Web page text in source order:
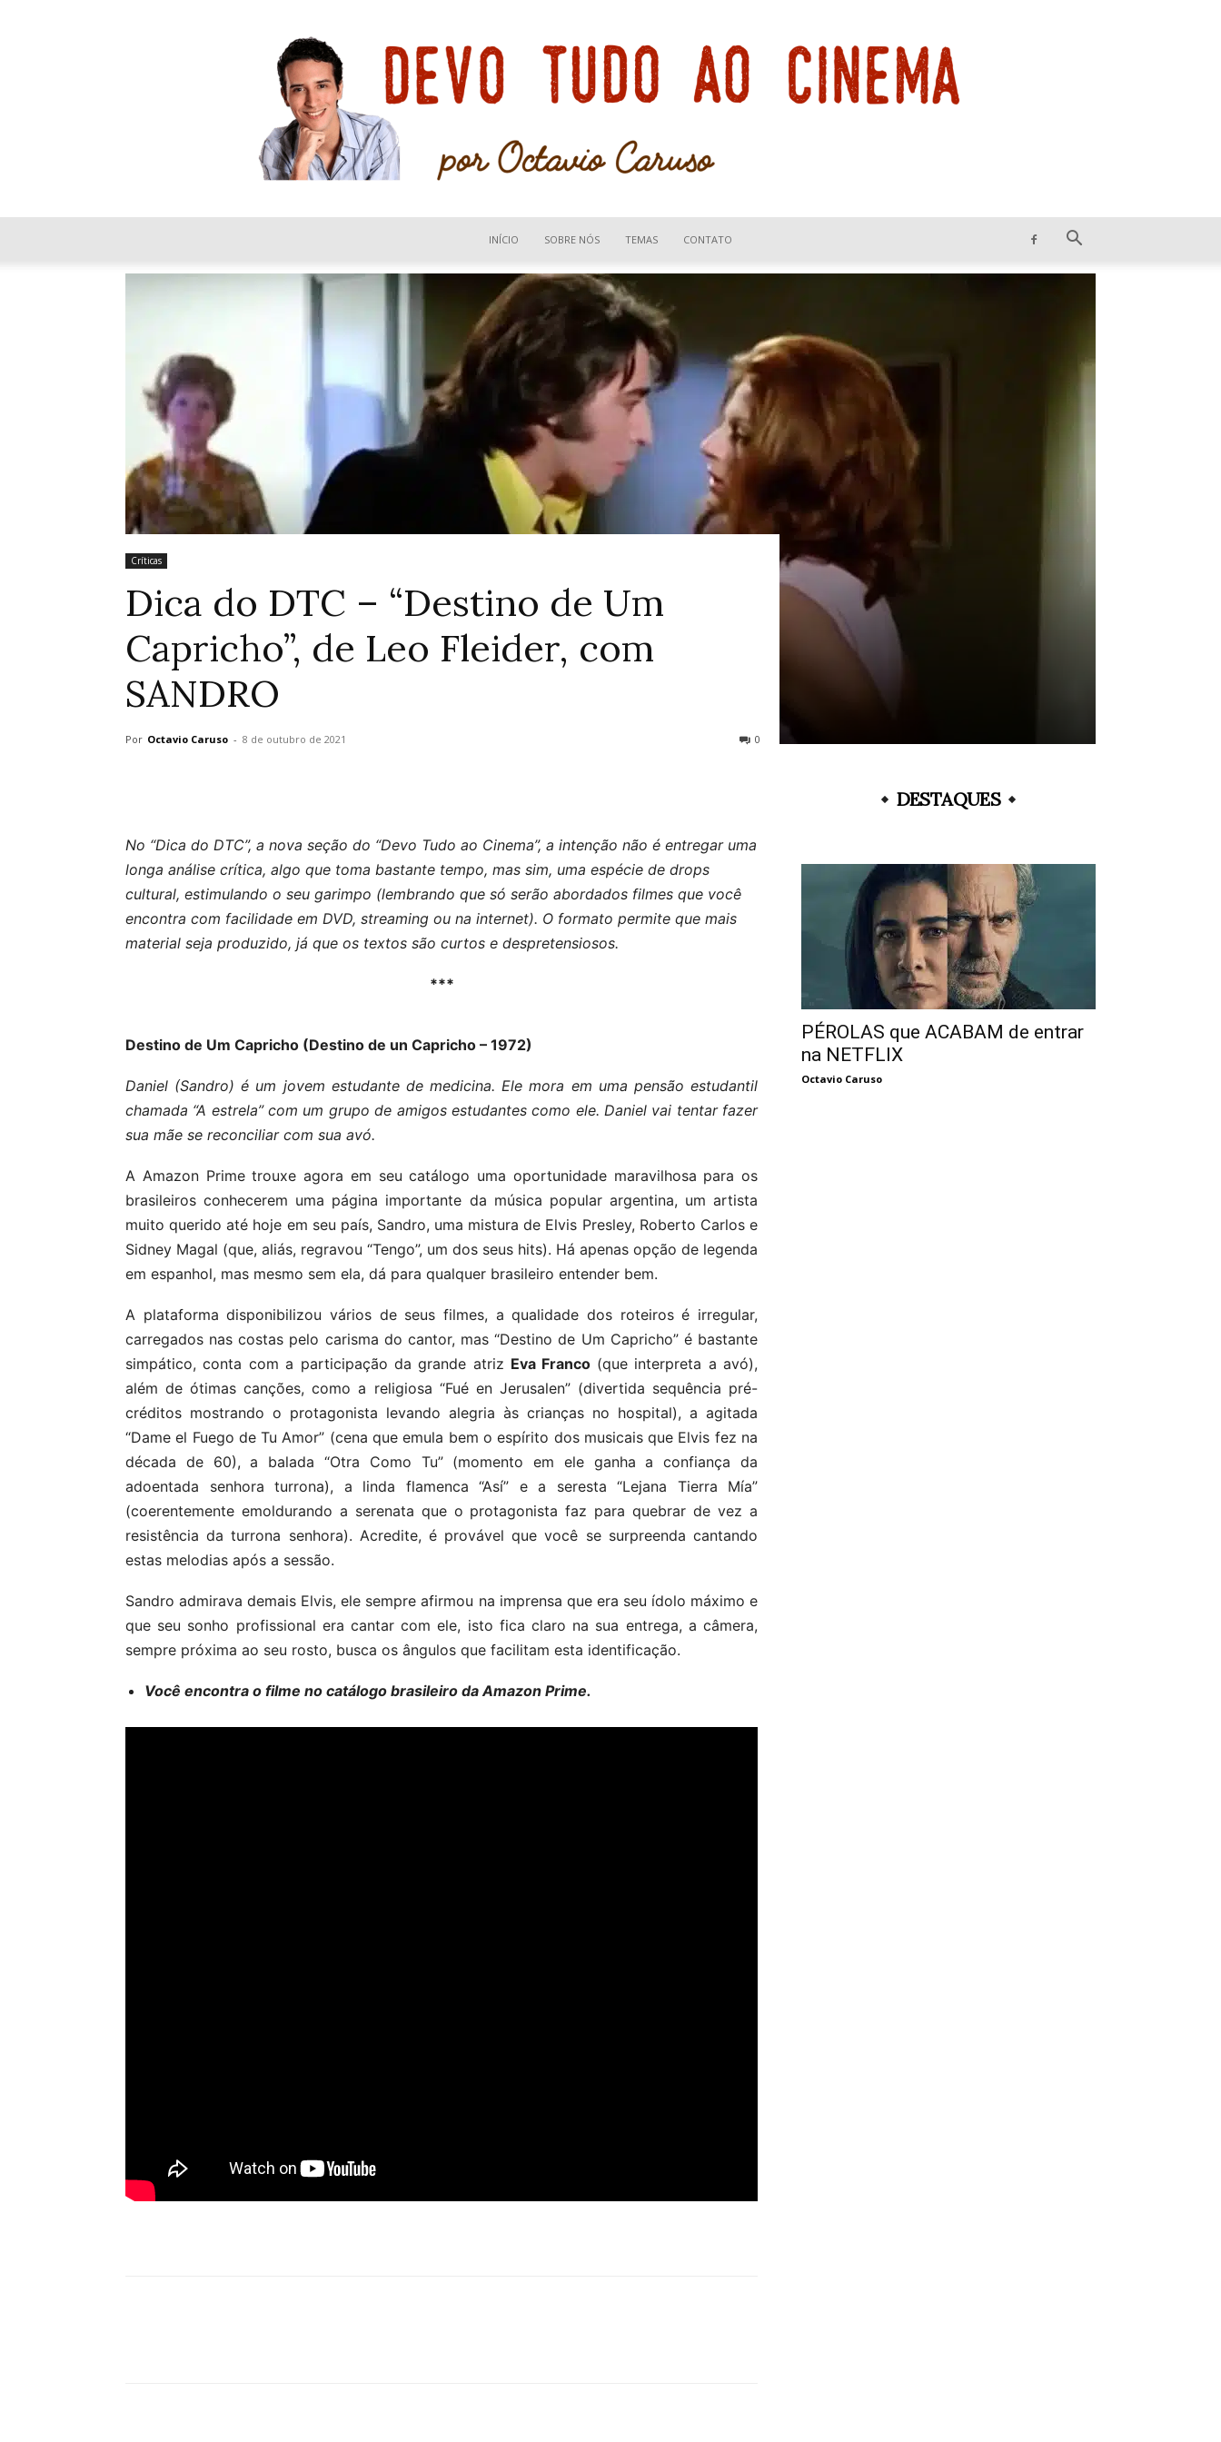
Devo
tudo
INÍCIO SOBRE NÓS TEMAS CONTATO
Críticas
Dica do DTC – “Destino de Um
Capricho”, de Leo Fleider, com
SANDRO
Por Octavio Caruso - 8 de outubro de 2021 0
No “Dica do DTC”, a nova seção do “Devo Tudo ao Cinema”, a intenção não é entregar uma
longa análise crítica, algo que toma bastante tempo, mas sim, uma espécie de drops
cultural, estimulando o seu garimpo (lembrando que só serão abordados filmes que você
encontra com facilidade em DVD, streaming ou na internet). O formato permite que mais
material seja produzido, já que os textos são curtos e despretensiosos.
***
Destino de Um Capricho (Destino de un Capricho – 1972)
Daniel (Sandro) é um jovem estudante de medicina. Ele mora em uma pensão estudantil
chamada “A estrela” com um grupo de amigos estudantes como ele. Daniel vai tentar fazer
sua mãe se reconciliar com sua avó.
A Amazon Prime trouxe agora em seu catálogo uma oportunidade maravilhosa para os
brasileiros conhecerem uma página importante da música popular argentina, um artista
muito querido até hoje em seu país, Sandro, uma mistura de Elvis Presley, Roberto Carlos e
Sidney Magal (que, aliás, regravou “Tengo”, um dos seus hits). Há apenas opção de legenda
em espanhol, mas mesmo sem ela, dá para qualquer brasileiro entender bem.
A plataforma disponibilizou vários de seus filmes, a qualidade dos roteiros é irregular,
carregados nas costas pelo carisma do cantor, mas “Destino de Um Capricho” é bastante
simpático, conta com a participação da grande atriz Eva Franco (que interpreta a avó),
além de ótimas canções, como a religiosa “Fué en Jerusalen” (divertida sequência pré-
créditos mostrando o protagonista levando alegria às crianças no hospital), a agitada
“Dame el Fuego de Tu Amor” (cena que emula bem o espírito dos musicais que Elvis fez na
década de 60), a balada “Otra Como Tu” (momento em ele ganha a confiança da
adoentada senhora turrona), a linda flamenca “Así” e a seresta “Lejana Tierra Mía”
(coerentemente emoldurando a serenata que o protagonista faz para quebrar de vez a
resistência da turrona senhora). Acredite, é provável que você se surpreenda cantando
estas melodias após a sessão.
Sandro admirava demais Elvis, ele sempre afirmou na imprensa que era seu ídolo máximo e
que seu sonho profissional era cantar com ele, isto fica claro na sua entrega, a câmera,
sempre próxima ao seu rosto, busca os ângulos que facilitam esta identificação.
Você encontra o filme no catálogo brasileiro da Amazon Prime.
DESTAQUES
PÉROLAS que ACABAM de entrar
na NETFLIX
Octavio Caruso